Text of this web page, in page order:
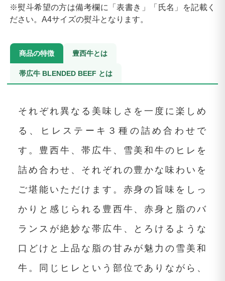
※熨斗希望の方は備考欄に「表書き」「氏名」を記載く
ださい。A4サイズの熨斗となります。
商品の特徴 豊西牛とは
帯広牛 BLENDED BEEF とは
それぞれ異なる美味しさを一度に楽しめ
る、ヒレステーキ３種の詰め合わせで
す。豊西牛、帯広牛、雪美和牛のヒレを
詰め合わせ、それぞれの豊かな味わいを
ご堪能いただけます。赤身の旨味をしっ
かりと感じられる豊西牛、赤身と脂のバ
ランスが絶妙な帯広牛、とろけるような
口どけと上品な脂の甘みが魅力の雪美和
牛。同じヒレという部位でありながら、